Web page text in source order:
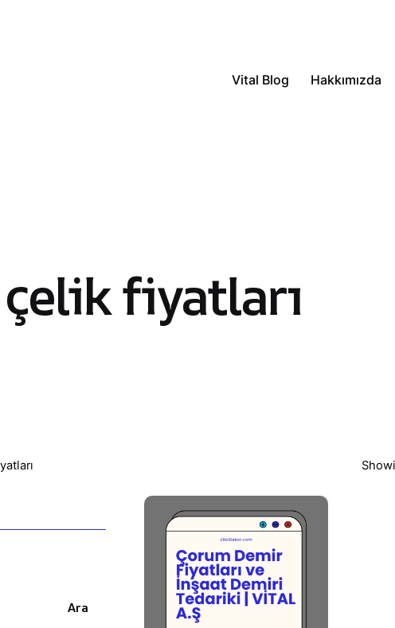
Vital Blog
Hakkımızda
fiyatları
Ara Posted by